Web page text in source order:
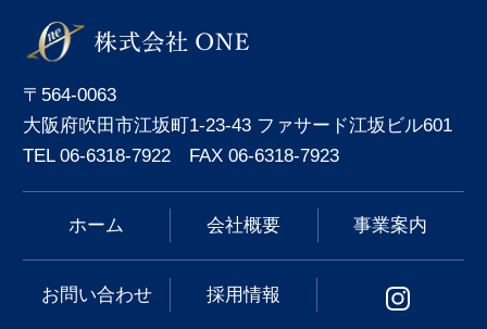
〒564-0063
大阪府吹田市江坂町1-23-43 ファサード江坂ビル601
TEL 06-6318-7922 FAX 06-6318-7923
ホーム 会社概要 事業案内
お問い合わせ 採用情報